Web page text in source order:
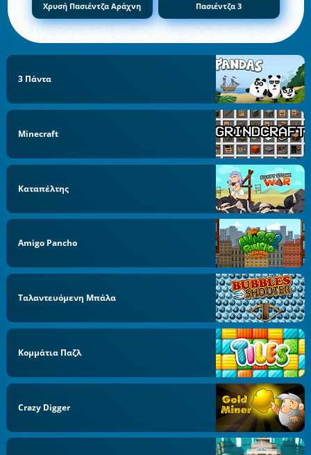
Χρυσή Πασιέντζα Αράχνη Πασιέντζα 3
3 Πάντα
Minecraft
Καταπέλτης
Amigo Pancho
Ταλαντευόμενη Μπάλα
Κομμάτια Παζλ
Crazy Digger